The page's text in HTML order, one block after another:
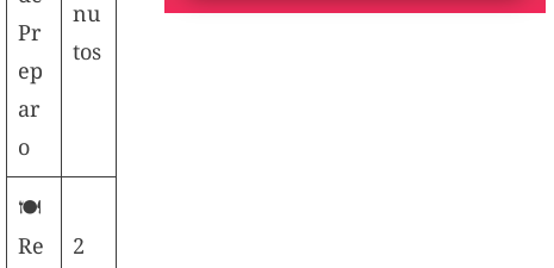
Pr
ep
ar
o
nu
tos
🍽️
Re
2